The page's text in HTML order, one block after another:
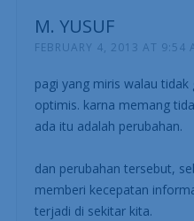
M. YUSUF
FEBRUARY 4, 2013 AT 9:54
pagi yang miris walau
optimis. karna memang
ada itu adalah perubahan.
dan perubahan tersebut,
memberi kecepatan
terjadi di sekitar kita.